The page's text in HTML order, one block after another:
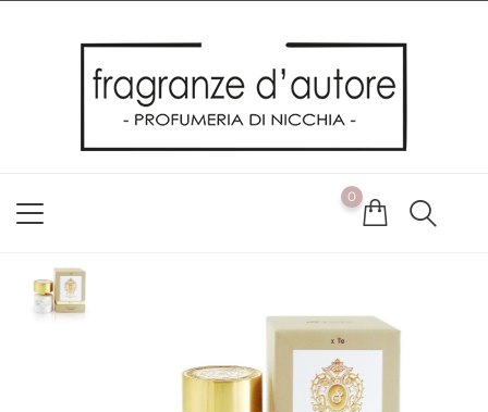
Utilizziamo i cookie per offrirti la migliore esperienza possibile
sul nostro sito web. Cliccando su OK, acconsenti alla nostra
politica sui cookie. Se desideri modificare le tue preferenze sui
cookie, puoi farlo
0